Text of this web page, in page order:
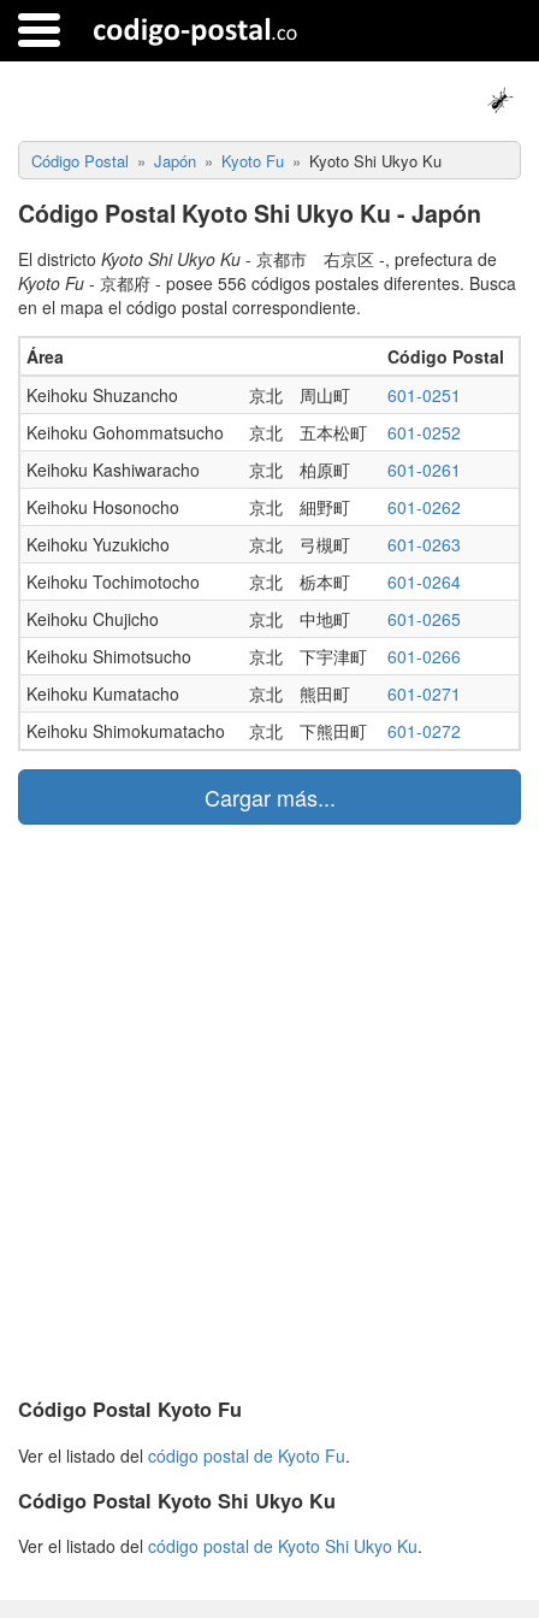
Código Postal Japón Kyoto Fu Kyoto Shi Ukyo Ku
Código Postal Kyoto Shi Ukyo Ku - Japón
El districto Kyoto Shi Ukyo Ku - 京都市 右京区 -, prefectura de
Kyoto Fu - 京都府 - posee 556 códigos postales diferentes. Busca
en el mapa el código postal correspondiente.
Área
Código Postal
Keihoku Shuzancho
京北 周山町
601-0251
Keihoku Gohommatsucho
京北 五本松町
601-0252
Keihoku Kashiwaracho
京北 柏原町
601-0261
Keihoku Hosonocho
京北 細野町
601-0262
Keihoku Yuzukicho
京北 弓槻町
601-0263
Keihoku Tochimotocho
京北 栃本町
601-0264
Keihoku Chujicho
京北 中地町
601-0265
Keihoku Shimotsucho
京北 下宇津町
601-0266
Keihoku Kumatacho
京北 熊田町
601-0271
Keihoku Shimokumatacho
京北 下熊田町 601-0272
Cargar más...
Código Postal Kyoto Fu
Ver el listado del código postal de Kyoto Fu.
Código Postal Kyoto Shi Ukyo Ku
Ver el listado del código postal de Kyoto Shi Ukyo Ku.